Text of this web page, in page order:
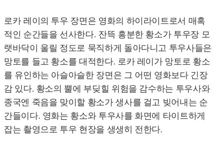
로카 레이의 투우 장면은 영화의 하이라이트로서 매혹
적인 순간들을 선사한다. 잔뜩 흥분한 황소가 투우장 모
랫바닥이 울릴 정도로 묵직하게 돌아다니고 투우사들은
망토를 들고 황소를 대적한다. 로카 레이가 망토로 황소
를 유인하는 아슬아슬한 장면은 그 어떤 영화보다 긴장
감 있다. 황소의 뿔에 부딪힐 위험을 감수하는 투우사와
종국엔 죽음을 맞이할 황소가 생사를 걸고 빚어내는 순
간들이다. 영화는 황소와 투우사를 화면에 타이트하게
잡는 촬영으로 투우 현장을 생생히 전한다.